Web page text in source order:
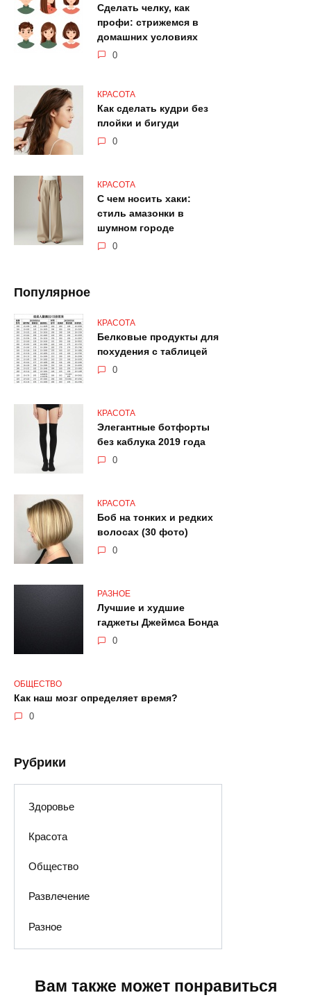
Сделать челку, как
профи: стрижемся в
домашних условиях
0
КРАСОТА
Как сделать кудри без
плойки и бигуди
0
КРАСОТА
С чем носить хаки:
стиль амазонки в
шумном городе
0
Популярное
КРАСОТА
Белковые продукты для
похудения с таблицей
0
КРАСОТА
Элегантные ботфорты
без каблука 2019 года
0
КРАСОТА
Боб на тонких и редких
волосах (30 фото)
0
РАЗНОЕ
Лучшие и худшие
гаджеты Джеймса Бонда
0
ОБЩЕСТВО
Как наш мозг определяет время?
0
Рубрики
Здоровье
Красота
Общество
Развлечение
Разное
Вам также может понравиться